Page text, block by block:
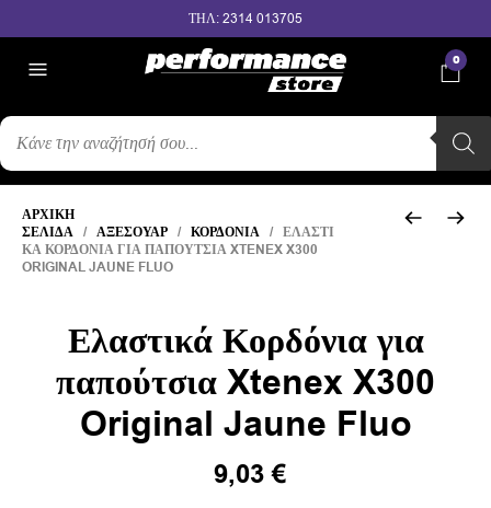
ΤΗΛ: 2314 013705
0
ΑΝΑΖΉΤΗΣΗ
ΠΡΟΪΌΝΤΩΝ
ΑΡΧΙΚΉ
ΣΕΛΊΔΑ / ΑΞΕΣΟΥΆΡ / ΚΟΡΔΌΝΙΑ / ΕΛΑΣΤΙ
ΚΆ ΚΟΡΔΌΝΙΑ ΓΙΑ ΠΑΠΟΎΤΣΙΑ XTENEX X300
ORIGINAL JAUNE FLUO
Ελαστικά Κορδόνια για
παπούτσια Xtenex X300
Original Jaune Fluo
Original
9,03€Η